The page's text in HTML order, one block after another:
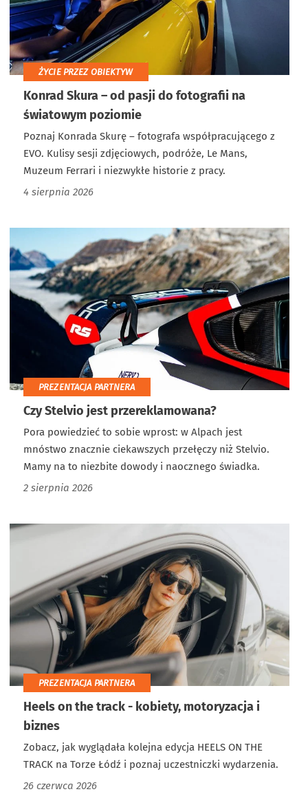
ŻYCIE PRZEZ OBIEKTYW
Konrad Skura – od pasji do fotografii na
światowym poziomie
Poznaj Konrada Skurę – fotografa współpracującego z
EVO. Kulisy sesji zdjęciowych, podróże, Le Mans,
Muzeum Ferrari i niezwykłe historie z pracy.
4 sierpnia 2026
PREZENTACJA PARTNERA
Czy Stelvio jest przereklamowana?
Pora powiedzieć to sobie wprost: w Alpach jest
mnóstwo znacznie ciekawszych przełęczy niż Stelvio.
Mamy na to niezbite dowody i naocznego świadka.
2 sierpnia 2026
PREZENTACJA PARTNERA
Heels on the track - kobiety, motoryzacja i
biznes
Zobacz, jak wyglądała kolejna edycja HEELS ON THE
TRACK na Torze Łódź i poznaj uczestniczki wydarzenia.
26 czerwca 2026